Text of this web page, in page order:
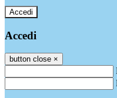
Accedi
Accedi
button close ×